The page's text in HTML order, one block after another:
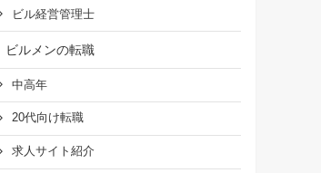
ビル経営管理士
ビルメンの転職
中高年
20代向け転職
求人サイト紹介